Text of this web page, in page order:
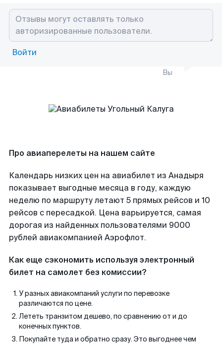
Войти
Вы
Про авиаперелеты на нашем сайте
Календарь низких цен на авиабилет из Анадыря
показывает выгодные месяца в году, каждую
неделю по маршруту летают 5 прямых рейсов и 10
рейсов с пересадкой. Цена варьируется, самая
дорогая из найденных пользователями 9000
рублей авиакомпанией Аэрофлот.
Как еще сэкономить используя электронный
билет на самолет без комиссии?
У разных авиакомпаний услуги по перевозке
различаются по цене.
Лететь транзитом дешево, по сравнению от и до
конечных пунктов.
Покупайте туда и обратно сразу. Это выгоднее чем